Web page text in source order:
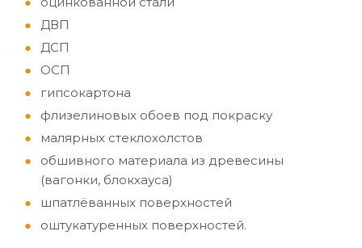
ДВП
ДСП
ОСП
гипсокартона
флизелиновых обоев под покраску
малярных стеклохолстов
обшивного материала из древесины
(вагонки, блокхауса)
шпатлёванных поверхностей
оштукатуренных поверхностей.